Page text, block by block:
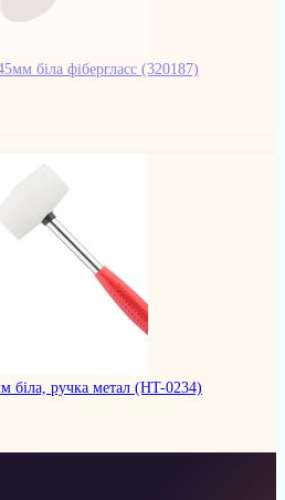
біла фібергласс (320187)
біла, ручка метал (HT-0234)